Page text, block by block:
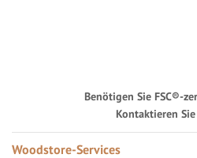
Benötigen Sie FSC®-
Kontaktieren
Woodstore-Services